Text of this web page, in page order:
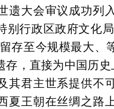
遗大会审议成功列
别行政区政府文化
存至今规模最大、
存，直接为中国历
其君主世系提供不
夏王朝在丝绸之路